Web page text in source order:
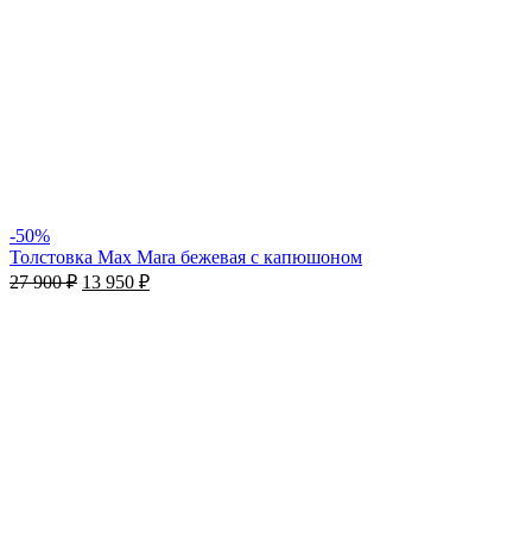
-50%
Толстовка Max Mara бежевая с капюшоном
27 900₽ 13 950 ₽